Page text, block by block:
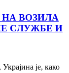
ВОЗИЛА
СЛУЖБЕ И
је, како